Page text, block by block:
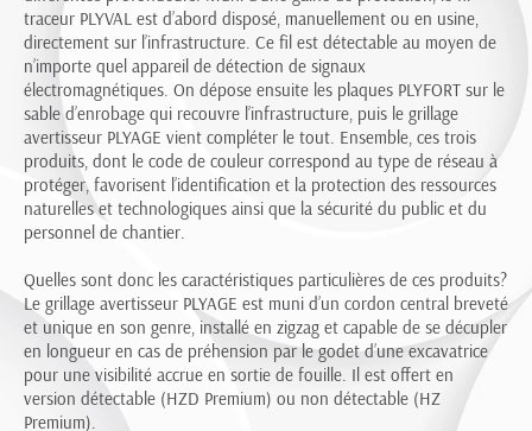
traceur PLYVAL est d’abord disposé, manuellement ou en usine,
directement sur l’infrastructure. Ce fil est détectable au moyen de
n’importe quel appareil de détection de signaux
électromagnétiques. On dépose ensuite les plaques PLYFORT sur le
sable d’enrobage qui recouvre l’infrastructure, puis le grillage
avertisseur PLYAGE vient compléter le tout. Ensemble, ces trois
produits, dont le code de couleur correspond au type de réseau à
protéger, favorisent l’identification et la protection des ressources
naturelles et technologiques ainsi que la sécurité du public et du
personnel de chantier.
Quelles sont donc les caractéristiques particulières de ces produits?
Le grillage avertisseur PLYAGE est muni d’un cordon central breveté
et unique en son genre, installé en zigzag et capable de se décupler
en longueur en cas de préhension par le godet d’une excavatrice
pour une visibilité accrue en sortie de fouille. Il est offert en
version détectable (HZD Premium) ou non détectable (HZ
Premium).